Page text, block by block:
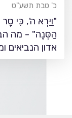
כ' טבת תשע"ט
"וַיַּרְא ה', כִּי
הַסְּנֶה" - מה
אדון הנביאים